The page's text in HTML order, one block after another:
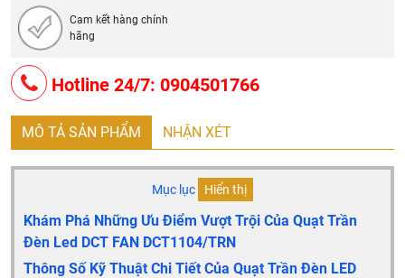
Ưu đãi đặc biệt: Miễn phí ship nội thành Hà Nội, miễn
phí lắp đặt
Cam kết hàng chính
hãng
Hotline 24/7: 0904501766
MÔ TẢ SẢN PHẨM NHẬN XÉT
Mục lục Hiển thị
Khám Phá Những Ưu Điểm Vượt Trội Của Quạt Trần
Đèn Led DCT FAN DCT1104/TRN
Thông Số Kỹ Thuật Chi Tiết Của Quạt Trần Đèn LED